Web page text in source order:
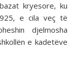
kryesore, ku
e cila veç të
djelmosha
e kadetëve